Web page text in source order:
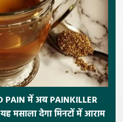
PAIN में अब PAINKILLER
मसाला देगा मिनटों में आराम